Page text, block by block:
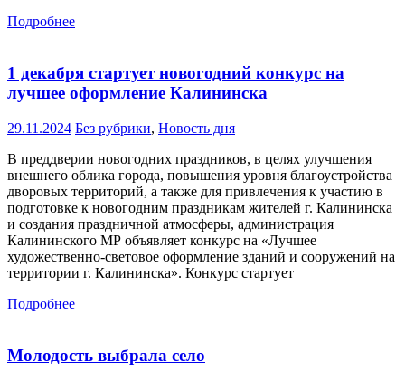
Подробнее
1 декабря стартует новогодний конкурс на
лучшее оформление Калининска
29.11.2024 Без рубрики, Новость дня
В преддверии новогодних праздников, в целях улучшения
внешнего облика города, повышения уровня благоустройства
дворовых территорий, а также для привлечения к участию в
подготовке к новогодним праздникам жителей г. Калининска
и создания праздничной атмосферы, администрация
Калининского МР объявляет конкурс на «Лучшее
художественно-световое оформление зданий и сооружений на
территории г. Калининска». Конкурс стартует
Подробнее
Молодость выбрала село